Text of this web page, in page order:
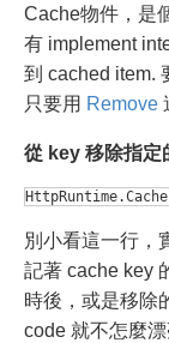
Cache物件，是
有 implement
到 cached item.
只要用 Remove
從 key 移除指
HttpRuntime.Cache
別小看這一行，
記著 cache key
時後，或是移除
code 就不怎麼